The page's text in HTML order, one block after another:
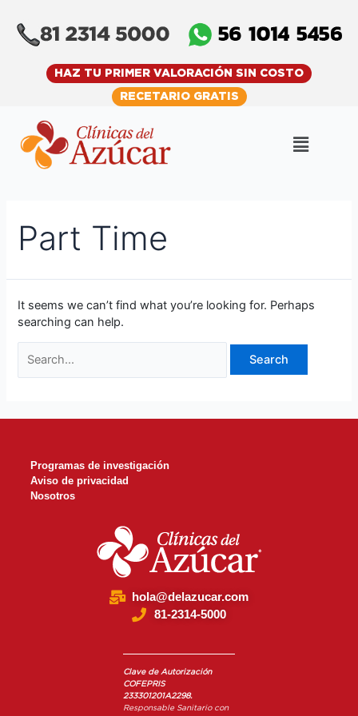
content
HAZ TU PRIMER VALORACIÓN SIN COSTO
RECETARIO GRATIS
Menu
Part Time
It seems we can’t find what you’re looking for. Perhaps
searching can help.
for:
Programas de investigación
Aviso de privacidad
Nosotros
hola@delazucar.com
81-2314-5000
Clave de Autorización
COFEPRIS
233301201A2298.
Responsable Sanitario con